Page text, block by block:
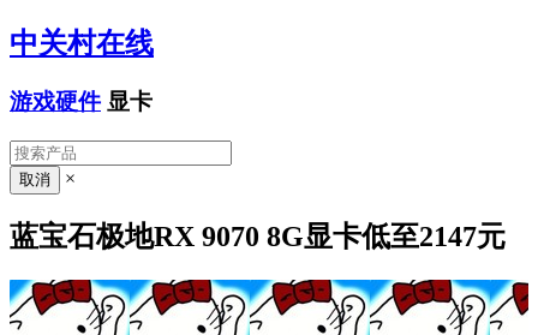
中关村在线
游戏硬件 显卡
×
蓝宝石极地RX 9070 8G显卡低至2147元